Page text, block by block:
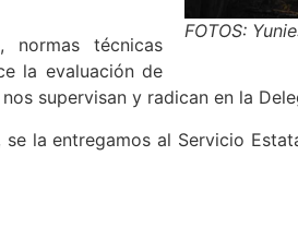
FOTOS:
normas técnicas
la evaluación de
supervisan y radican en la
la entregamos al Servicio